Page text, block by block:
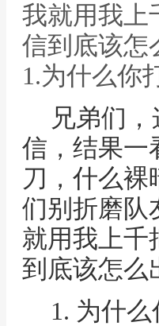
我就用我上
信到底该怎
1.为什么你
兄弟们
信，结果一
刀，什么
们别折磨队
就用我上千
到底该怎么
1. 为什